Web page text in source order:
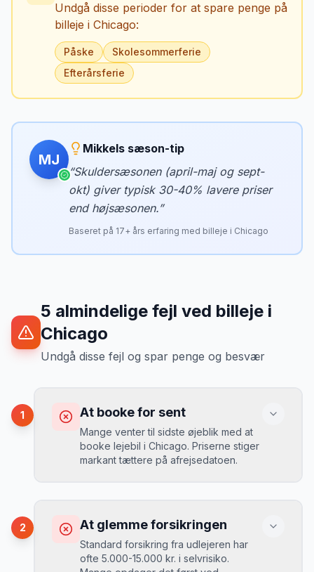
Undgå disse perioder for at spare penge på
billeje i Chicago:
Påske
Skolesommerferie
Efterårsferie
MJ
Mikkels sæson-tip
“Skuldersæsonen (april-maj og sept-
okt) giver typisk 30-40% lavere priser
end højsæsonen.”
Baseret på 17+ års erfaring med billeje i Chicago
5 almindelige fejl ved billeje i
Chicago
Undgå disse fejl og spar penge og besvær
1 At booke for sent
Mange venter til sidste øjeblik med at
booke lejebil i Chicago. Priserne stiger
markant tættere på afrejsedatoen.
Du betaler 30-50% mere, og de bedste
biler er udsolgt.
2 At glemme forsikringen
Standard forsikring fra udlejeren har
ofte 5.000-15.000 kr. i selvrisiko.